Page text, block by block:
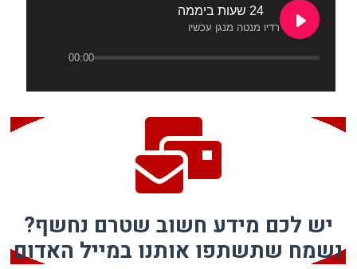
24 שעות ביממה
רדיו מנטה מנגן עכשיו
00:00
יש לכם מידע חשוב שטרם נחשף?
נשמח שתשתפו אותנו במייל האדום